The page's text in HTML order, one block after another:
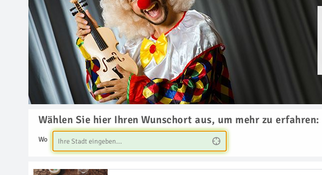
Wählen Sie hier Ihren Wunschort aus, um mehr zu erfahren:
Wo